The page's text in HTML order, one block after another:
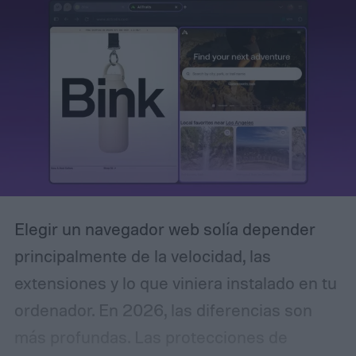
a menos que el usuario lo autorice
explícitamente.
Elegir un navegador web solía depender
principalmente de la velocidad, las
extensiones y lo que viniera instalado en tu
ordenador. En 2026, las diferencias son